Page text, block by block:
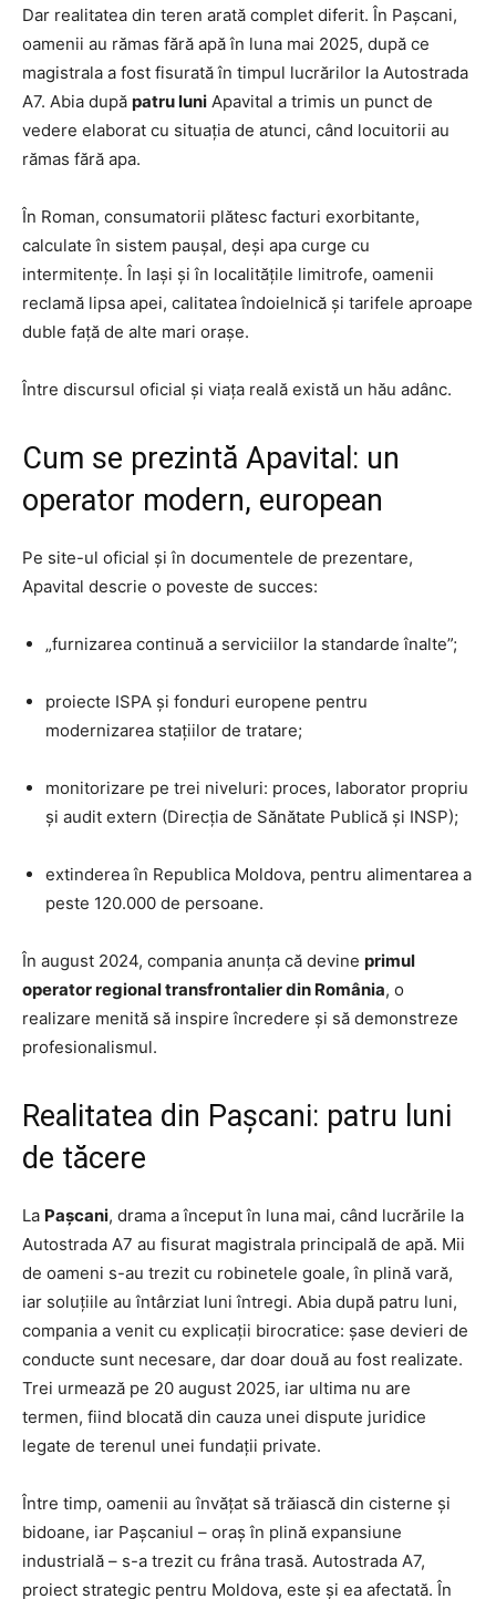
Dar realitatea din teren arată complet diferit. În Pașcani,
oamenii au rămas fără apă în luna mai 2025, după ce
magistrala a fost fisurată în timpul lucrărilor la Autostrada
A7. Abia după patru luni Apavital a trimis un punct de
vedere elaborat cu situația de atunci, când locuitorii au
rămas fără apa.
În Roman, consumatorii plătesc facturi exorbitante,
calculate în sistem paușal, deși apa curge cu
intermitențe. În Iași și în localitățile limitrofe, oamenii
reclamă lipsa apei, calitatea îndoielnică și tarifele aproape
duble față de alte mari orașe.
Între discursul oficial și viața reală există un hău adânc.
Cum se prezintă Apavital: un
operator modern, european
Pe site-ul oficial și în documentele de prezentare,
Apavital descrie o poveste de succes:
„furnizarea continuă a serviciilor la standarde înalte”;
proiecte ISPA și fonduri europene pentru
modernizarea stațiilor de tratare;
monitorizare pe trei niveluri: proces, laborator propriu
și audit extern (Direcția de Sănătate Publică și INSP);
extinderea în Republica Moldova, pentru alimentarea a
peste 120.000 de persoane.
În august 2024, compania anunța că devine primul
operator regional transfrontalier din România, o
realizare menită să inspire încredere și să demonstreze
profesionalismul.
Realitatea din Pașcani: patru luni
de tăcere
La Pașcani, drama a început în luna mai, când lucrările la
Autostrada A7 au fisurat magistrala principală de apă. Mii
de oameni s-au trezit cu robinetele goale, în plină vară,
iar soluțiile au întârziat luni întregi. Abia după patru luni,
compania a venit cu explicații birocratice: șase devieri de
conducte sunt necesare, dar doar două au fost realizate.
Trei urmează pe 20 august 2025, iar ultima nu are
termen, fiind blocată din cauza unei dispute juridice
legate de terenul unei fundații private.
Între timp, oamenii au învățat să trăiască din cisterne și
bidoane, iar Pașcaniul – oraș în plină expansiune
industrială – s-a trezit cu frâna trasă. Autostrada A7,
proiect strategic pentru Moldova, este și ea afectată. În